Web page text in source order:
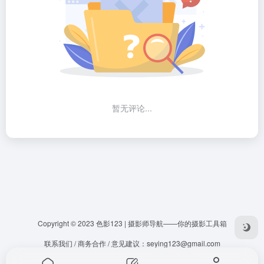
暂无评论...
Copyright © 2023 色影123 | 摄影师导航——你的摄影工具箱
联系我们 / 商务合作 / 意见建议： seying123@gmail.com